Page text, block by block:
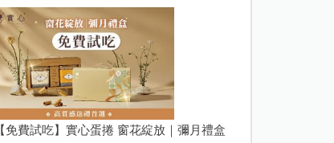
【免費試吃】實心蛋捲 窗花綻放｜彌月禮盒